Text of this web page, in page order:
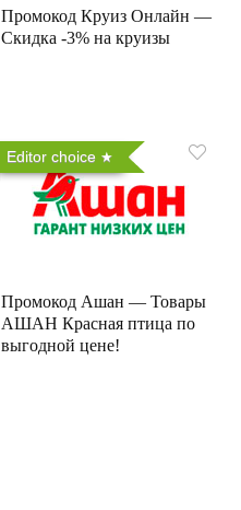
Промокод Круиз Онлайн —
Скидка -3% на круизы
Editor choice
Промокод Ашан — Товары
АШАН Красная птица по
выгодной цене!